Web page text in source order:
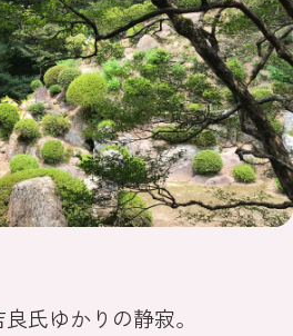
氏ゆかりの静寂。